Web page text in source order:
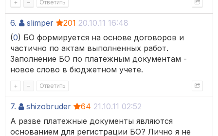
+ – Ответить
6. slimper 201 20.10.11 16:48
(0) БО формируется на основе договоров и
частично по актам выполненных работ.
Заполнение БО по платежным документам -
новое слово в бюджетном учете.
+ – Ответить
7. shizobruder 64 21.10.11 02:52
А разве платежные документы являются
основанием для регистрации БО? Лично я не